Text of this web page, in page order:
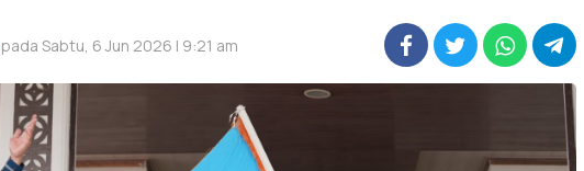
pada Sabtu, 6 Jun 2026 | 9:21 am